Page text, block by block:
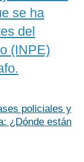
se ha
del
(INPE)
policiales y
¿Dónde están